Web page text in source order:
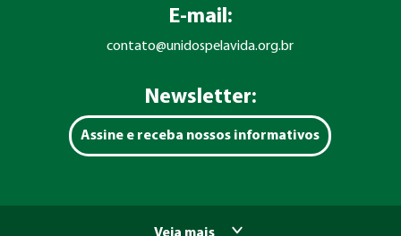
E-mail:
contato@unidospelavida.org.br
Newsletter:
Assine e receba nossos informativos